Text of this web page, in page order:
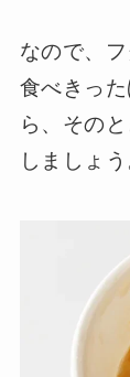
なので、
食べきっ
ら、その
しましょう